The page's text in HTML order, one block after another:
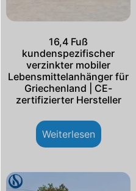
16,4 Fuß
kundenspezifischer
verzinkter mobiler
Lebensmittelanhänger für
Griechenland | CE-
zertifizierter Hersteller
Weiterlesen